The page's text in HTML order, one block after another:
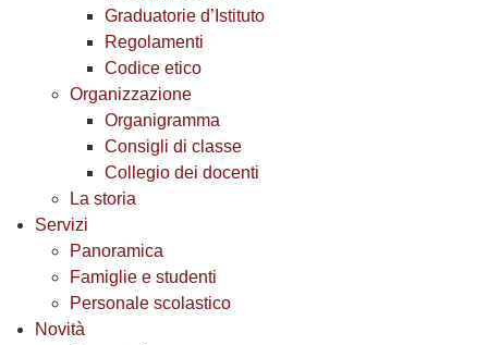
Graduatorie d’Istituto
Regolamenti
Codice etico
Organizzazione
Organigramma
Consigli di classe
Collegio dei docenti
La storia
Servizi
Panoramica
Famiglie e studenti
Personale scolastico
Novità